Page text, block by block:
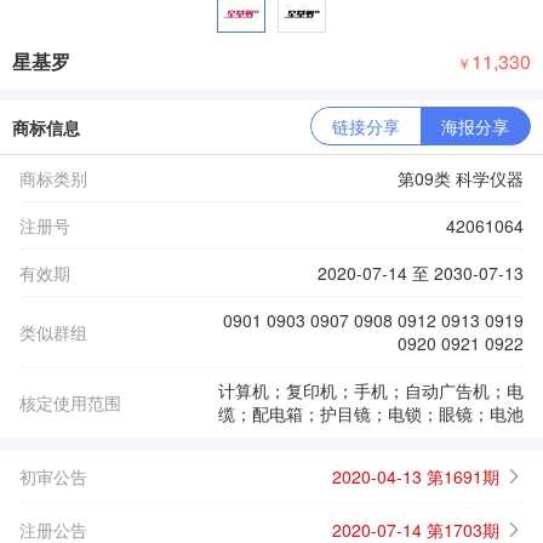
星基罗 ￥ 11,330
商标信息 链接分享 海报分享
商标类别
第09类 科学仪器
注册号
42061064
有效期
2020-07-14 至 2030-07-13
类似群组
0901 0903 0907 0908 0912 0913 0919
0920 0921 0922
核定使用范围
计算机；复印机；手机；自动广告机；电
缆；配电箱；护目镜；电锁；眼镜；电池
初审公告 2020-04-13 第1691期
注册公告 2020-07-14 第1703期